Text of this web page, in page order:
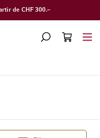
de CHF 300.–
CHERCHERPANIER